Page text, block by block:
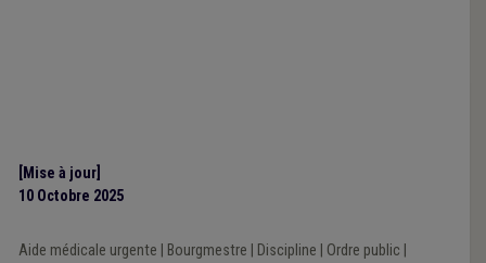
[Mise à jour]
10 Octobre 2025
Aide médicale urgente Bourgmestre Discipline Ordre public